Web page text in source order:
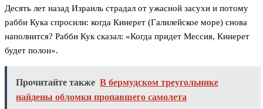
Десять лет назад Израиль страдал от ужасной засухи и потому
рабби Кука спросили: когда Кинерет (Галилейское море) снова
наполнится? Рабби Кук сказал: «Когда придет Мессия, Кинерет
будет полон».
Прочитайте также В бермудском треугольнике
найдены обломки пропавшего самолета